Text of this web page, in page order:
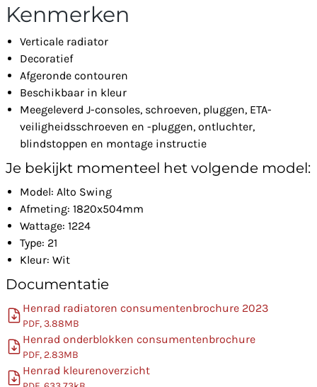
Kenmerken
Verticale radiator
Decoratief
Afgeronde contouren
Beschikbaar in kleur
Meegeleverd J-consoles, schroeven, pluggen, ETA-
veiligheidsschroeven en -pluggen, ontluchter,
blindstoppen en montage instructie
Je bekijkt momenteel het volgende model:
Model: Alto Swing
Afmeting: 1820x504mm
Wattage: 1224
Type: 21
Kleur: Wit
Documentatie
Henrad radiatoren consumentenbrochure 2023
PDF, 3.88MB
Henrad onderblokken consumentenbrochure
PDF, 2.83MB
Henrad kleurenoverzicht